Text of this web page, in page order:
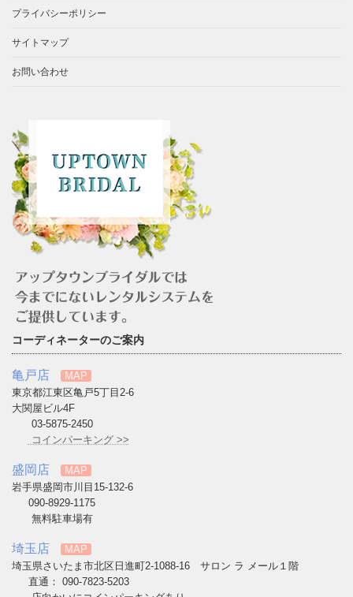
プライバシーポリシー
サイトマップ
お問い合わせ
コーディネーターのご案内
亀戸店
MAP
東京都江東区亀戸5丁目2-6
大関屋ビル4F
03-5875-2450
コインパーキング >>
盛岡店
MAP
岩手県盛岡市川目15-132-6
090-8929-1175
無料駐車場有
埼玉店
MAP
埼玉県さいたま市北区日進町2-1088-16 サロン ラ メール１階
直通： 090-7823-5203